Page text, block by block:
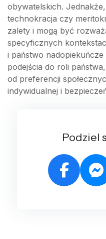
obywatelskich.
technokracja czy
zalety i mogą być
specyficznych
i państwo
podejścia do roli
od preferencji
indywidualnej i
Podziel